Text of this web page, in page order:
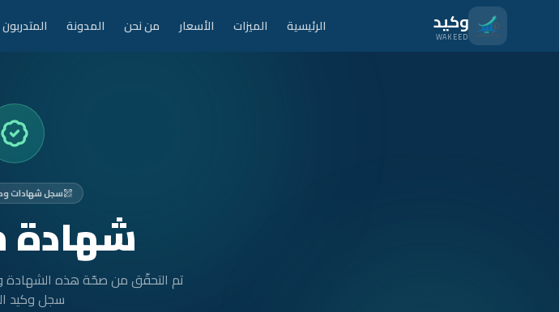
انتقل للمحتوى الرئيسيوكيد
WAKEED الرئيسية الميزات الأسعار من نحن المدونة المتدربون
سجل شهادات
شهادة
تم التحقّق من صحّة هذه الشهادة
سجل وكيد